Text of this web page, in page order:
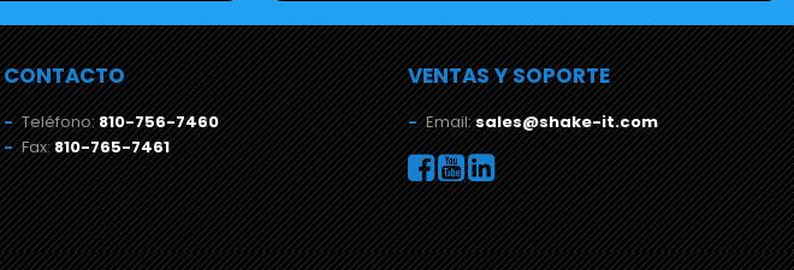
CONTACTO
Teléfono:810-756-7460
Fax:810-765-7461
VENTAS Y SOPORTE
Email:sales@shake-it.com